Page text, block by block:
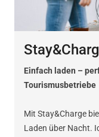
Einfach laden –
Tourismusbetriebe
Mit Stay&Charge
Laden über Nacht.